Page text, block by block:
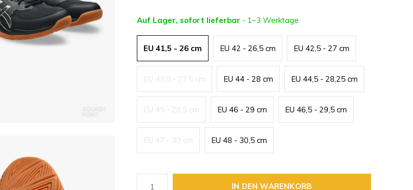
Auf Lager, sofort lieferbar - 1–3 Werktage
EU 41,5 - 26 cm EU 42 - 26,5 cm EU 42,5 - 27 cm
EU 43,5 - 27,5 cm EU 44 - 28 cm EU 44,5 - 28,25 cm
EU 45 - 28,5 cm EU 46 - 29 cm EU 46,5 - 29,5 cm
EU 47 - 30 cm EU 48 - 30,5 cm
IN DEN WARENKORB